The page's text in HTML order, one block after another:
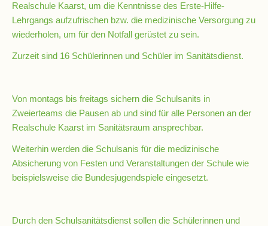
Schulsozialarbeit
Schülervertretung
Schulpflegschaft
Förderverein
Realschule Kaarst, um die Kenntnisse des Erste-Hilfe-
Lehrgangs aufzufrischen bzw. die medizinische Versorgung zu
wiederholen, um für den Notfall gerüstet zu sein.
Zurzeit sind 16 Schülerinnen und Schüler im Sanitätsdienst.
Von montags bis freitags sichern die Schulsanits in
Zweierteams die Pausen ab und sind für alle Personen an der
Realschule Kaarst im Sanitätsraum ansprechbar.
Weiterhin werden die Schulsanis für die medizinische
Absicherung von Festen und Veranstaltungen der Schule wie
beispielsweise die Bundesjugendspiele eingesetzt.
Durch den Schulsanitätsdienst sollen die Schülerinnen und